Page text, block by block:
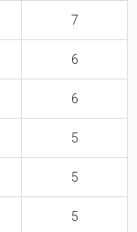
7
6
6
5
5
5